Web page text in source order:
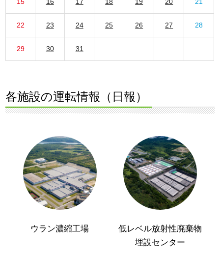
22 23 24 25 26 27 28
29 30 31
各施設の運転情報（日報）
ウラン濃縮工場
低レベル放射性廃棄物
埋設センター